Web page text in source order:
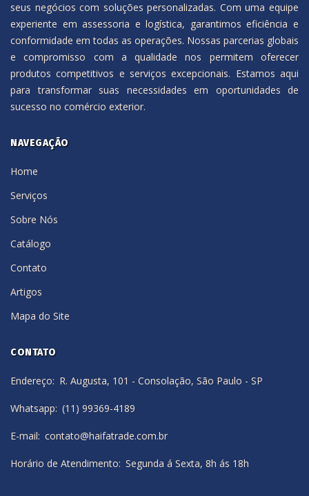
seus negócios com soluções personalizadas. Com uma equipe
experiente em assessoria e logística, garantimos eficiência e
conformidade em todas as operações. Nossas parcerias globais
e compromisso com a qualidade nos permitem oferecer
produtos competitivos e serviços excepcionais. Estamos aqui
para transformar suas necessidades em oportunidades de
sucesso no comércio exterior.
NAVEGAÇÃO
Home
Serviços
Sobre Nós
Catálogo
Contato
Artigos
Mapa do Site
CONTATO
Endereço R. Augusta, 101 - Consolação, São Paulo - SP
Whatsapp (11) 99369-4189
E-mail contato@haifatrade.com.br
Horário de Atendimento Segunda á Sexta, 8h ás 18h